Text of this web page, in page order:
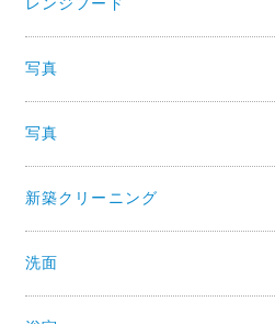
レンジフード
写真
写真
新築クリーニング
洗面